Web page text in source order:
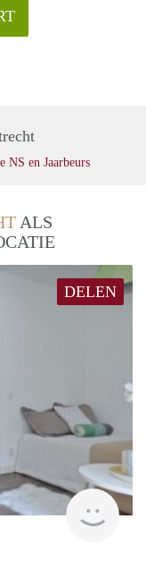
NS en Jaarbeurs
ALS
DELEN
rent